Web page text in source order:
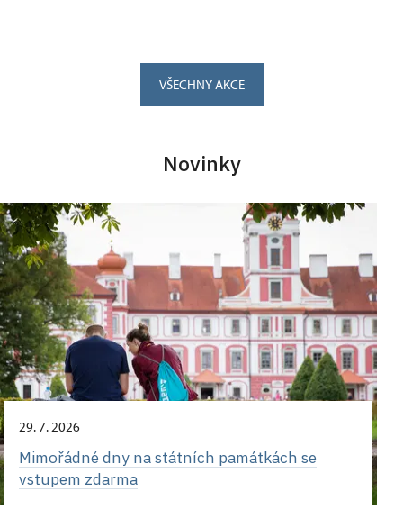
VŠECHNY AKCE
Novinky
29. 7. 2026
Mimořádné dny na státních památkách se
vstupem zdarma